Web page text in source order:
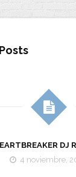
DJ
4 noviembre,